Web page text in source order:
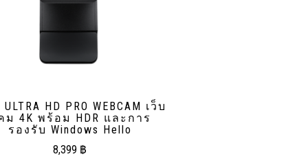
ULTRA HD PRO WEBCAM เว็บ
ม 4K พร้อม HDR และการ
รองรับ Windows Hello
8,399 ฿